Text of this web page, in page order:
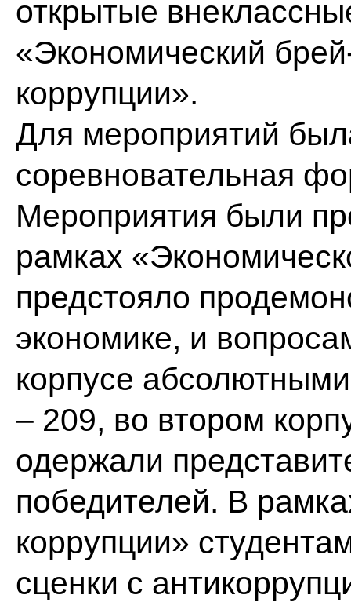
открытые
«Экономический
коррупции».
Для мероприятий
соревновательная
Мероприятия были
рамках
предстояло
экономике, и
корпусе
– 209, во втором
одержали
победителей. В
коррупции»
сценки с